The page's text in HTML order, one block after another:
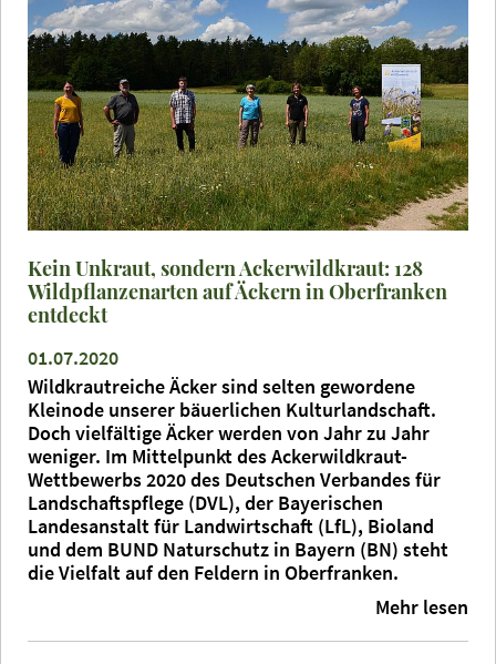
Kein Unkraut, sondern Ackerwildkraut: 128
Wildpflanzenarten auf Äckern in Oberfranken
entdeckt
01.07.2020
Wildkrautreiche Äcker sind selten gewordene
Kleinode unserer bäuerlichen Kulturlandschaft.
Doch vielfältige Äcker werden von Jahr zu Jahr
weniger. Im Mittelpunkt des Ackerwildkraut-
Wettbewerbs 2020 des Deutschen Verbandes für
Landschaftspflege (DVL), der Bayerischen
Landesanstalt für Landwirtschaft (LfL), Bioland
und dem BUND Naturschutz in Bayern (BN) steht
die Vielfalt auf den Feldern in Oberfranken.
Mehr lesen